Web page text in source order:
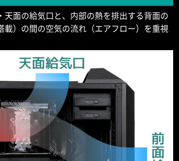
天面の給気口と、内部の熱を排出する背面の
載）の間の空気の流れ（エアフロー）を重視